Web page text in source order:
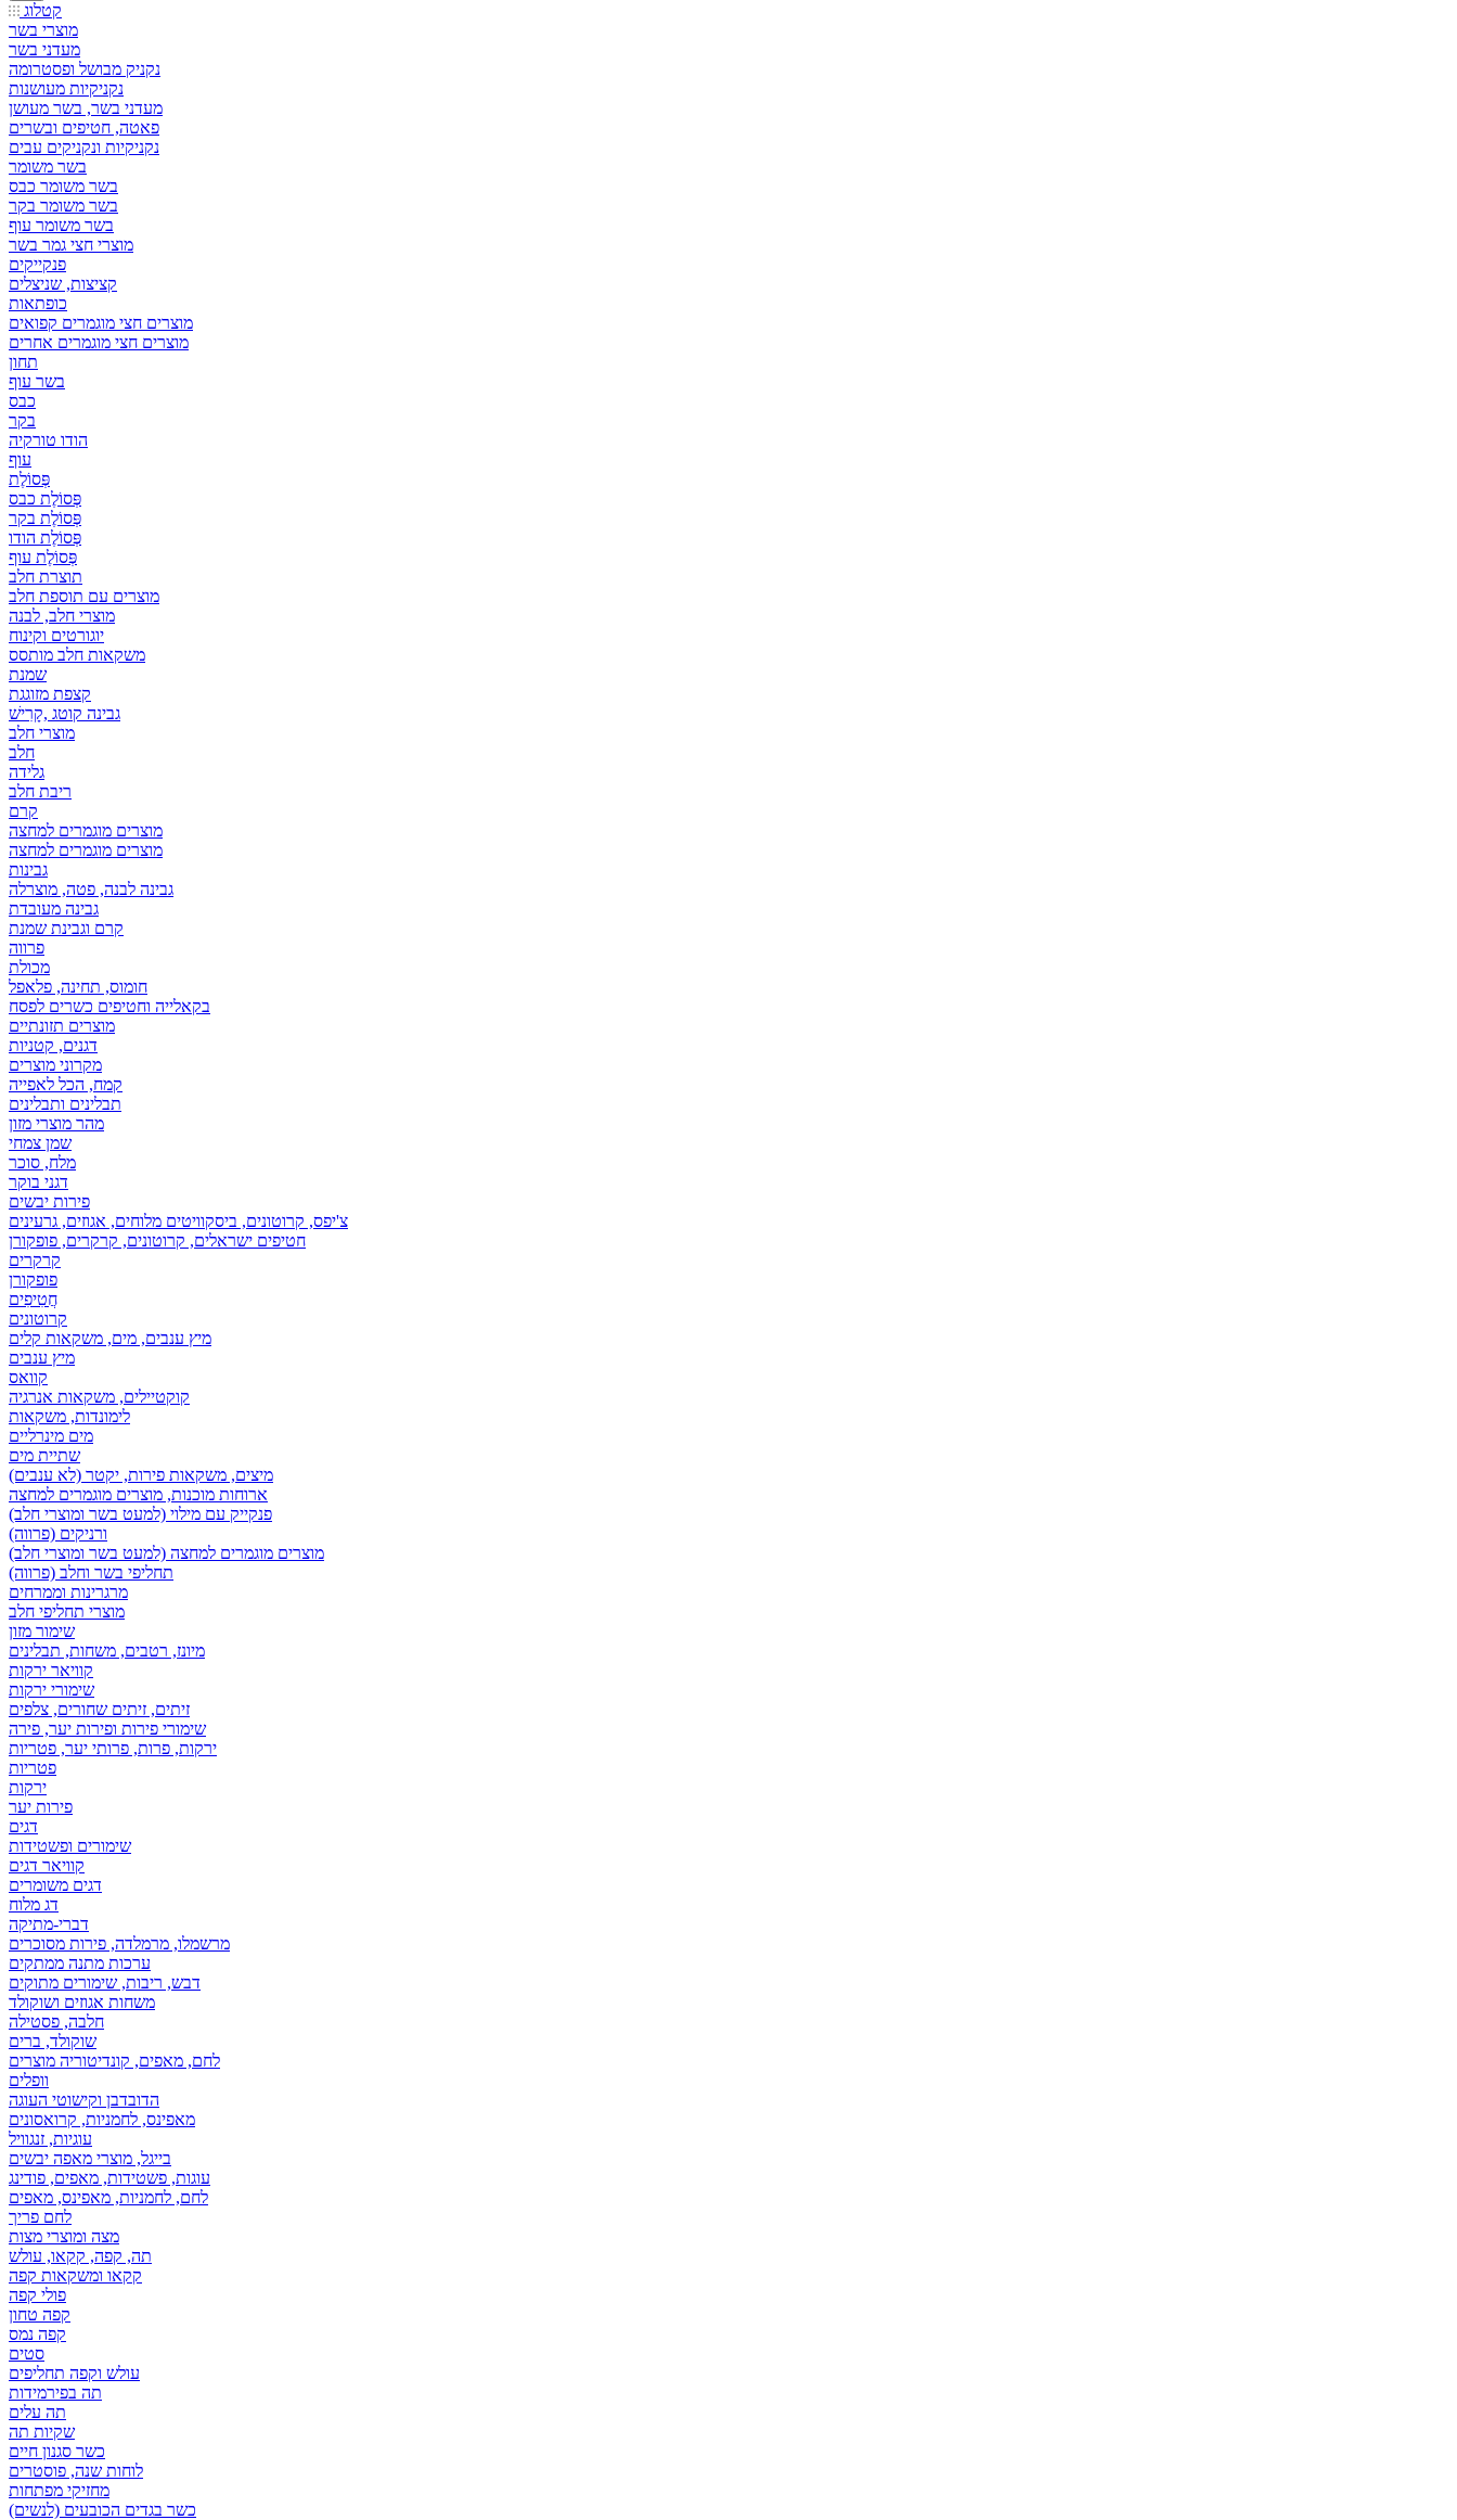
קטלוג
מוצרי בשר
מעדני בשר
נקניק מבושל ופסטרומה
נקניקיות מעושנות
מעדני בשר, בשר מעושן
פאטה, חטיפים ובשרים
נקניקיות ונקניקים עבים
בשר משומר
בשר משומר כבס
בשר משומר בקר
בשר משומר עוף
מוצרי חצי גמר בשר
פנקייקים
קציצות, שניצלים
כופתאות
מוצרים חצי מוגמרים קפואים
מוצרים חצי מוגמרים אחרים
תחון
בשר עוף
כבס
בקר
הודו טורקיה
עוף
פְּסוֹלֶת
פְּסוֹלֶת כבס
פְּסוֹלֶת בקר
פְּסוֹלֶת הודו
פְּסוֹלֶת עוף
תוצרת חלב
מוצרים עם תוספת חלב
מוצרי חלב, לבנה
יוגורטים וקינוח
משקאות חלב מותסס
שמנת
קצפת מזוגגת
גבינה קוטג ,קָרִישׁ
מוצרי חלב
חלב
גלידה
ריבת חלב
קרם
מוצרים מוגמרים למחצה
מוצרים מוגמרים למחצה
גבינות
גבינה לבנה, פטה, מוצרלה
גבינה מעובדת
קרם וגבינת שמנת
פרווה
מכולת
חומוס, תחינה, פלאפל
בקאלייה וחטיפים כשרים לפסח
מוצרים תזונתיים
דגנים, קטניות
מקרוני מוצרים
קמח, הכל לאפייה
תבלינים ותבלינים
מהר מוצרי מזון
שמן צמחי
מלח, סוכר
דגני בוקר
פירות יבשים
צ'יפס, קרוטונים, ביסקוויטים מלוחים, אגוזים, גרעינים
חטיפים ישראלים, קרוטונים, קרקרים, פופקורן
קרקרים
פופקורן
חֲטִיפִים
קרוטונים
מיץ ענבים, מים, משקאות קלים
מיץ ענבים
קוואס
קוקטיילים, משקאות אנרגיה
לימונדות, משקאות
מים מינרליים
שתיית מים
מיצים, משקאות פירות, יקטר (לא ענבים)
ארוחות מוכנות, מוצרים מוגמרים למחצה
פנקייק עם מילוי (למעט בשר ומוצרי חלב)
ורניקים (פרווה)
מוצרים מוגמרים למחצה (למעט בשר ומוצרי חלב)
תחליפי בשר וחלב (פרווה)
מרגרינות וממרחים
מוצרי תחליפי חלב
שימור מזון
מיונז, רטבים, משחות, תבלינים
קוויאר ירקות
שימורי ירקות
זיתים, זיתים שחורים, צלפים
שימורי פירות ופירות יער, פירה
ירקות, פרות, פרותי יער, פטריות
פטריות
ירקות
פירות יער
דגים
שימורים ופשטידות
קוויאר דגים
דגים משומרים
דג מלוח
דברי-מתיקה
מרשמלו, מרמלדה, פירות מסוכרים
ערכות מתנה ממתקים
דבש, ריבות, שימורים מתוקים
משחות אגוזים ושוקולד
חלבה, פסטילה
שוקולד, ברים
לחם, מאפים, קונדיטוריה מוצרים
וופלים
הדובדבן וקישוטי העוגה
מאפינס, לחמניות, קרואסונים
עוגיות, זנגוויל
בייגל, מוצרי מאפה יבשים
עוגות, פשטידות, מאפים, פודינג
לחם, לחמניות, מאפינס, מאפים
לחם פריך
מצה ומוצרי מצות
תה, קפה, קקאו, עולש
קקאו ומשקאות קפה
פולי קפה
קפה טחון
קפה נמס
סטים
עולש וקפה תחליפים
תה בפירמידות
תה עלים
שקיות תה
כשר סגנון חיים
לוחות שנה, פוסטרים
מחזיקי מפתחות
כשר בגדים הכובעים (לנשים)